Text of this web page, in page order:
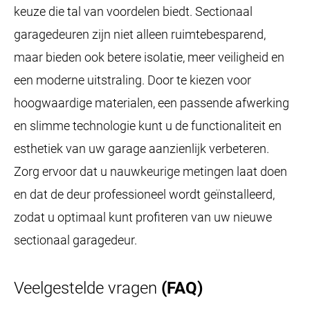
keuze die tal van voordelen biedt. Sectionaal
garagedeuren zijn niet alleen ruimtebesparend,
maar bieden ook betere isolatie, meer veiligheid en
een moderne uitstraling. Door te kiezen voor
hoogwaardige materialen, een passende afwerking
en slimme technologie kunt u de functionaliteit en
esthetiek van uw garage aanzienlijk verbeteren.
Zorg ervoor dat u nauwkeurige metingen laat doen
en dat de deur professioneel wordt geïnstalleerd,
zodat u optimaal kunt profiteren van uw nieuwe
sectionaal garagedeur.
Veelgestelde vragen (FAQ)